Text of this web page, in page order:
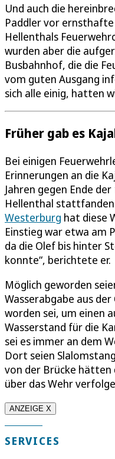
Und auch die
Paddler vor
Hellenthals
wurden aber die
Busbahnhof, die die
vom guten Ausgang
sich alle einig, hatten
Früher gab es
Bei einigen
Erinnerungen an die
Jahren gegen Ende
Hellenthal
Westerburg hat diese
Einstieg war etwa am
da die Olef bis hinter
konnte“, berichtete er.
Möglich geworden
Wasserabgabe aus
worden sei, um einen
Wasserstand für die
sei es immer an dem
Dort seien
von der Brücke hätten
über das Wehr
ANZEIGE X
SERVICES